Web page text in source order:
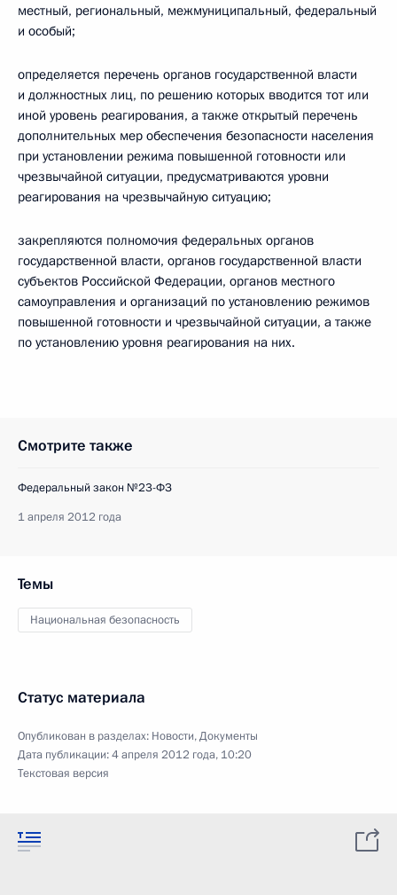
местный, региональный, межмуниципальный, федеральный
и особый;
определяется перечень органов государственной власти
и должностных лиц, по решению которых вводится тот или
иной уровень реагирования, а также открытый перечень
дополнительных мер обеспечения безопасности населения
при установлении режима повышенной готовности или
чрезвычайной ситуации, предусматриваются уровни
реагирования на чрезвычайную ситуацию;
закрепляются полномочия федеральных органов
государственной власти, органов государственной власти
субъектов Российской Федерации, органов местного
самоуправления и организаций по установлению режимов
повышенной готовности и чрезвычайной ситуации, а также
по установлению уровня реагирования на них.
Смотрите также
Федеральный закон №23-ФЗ
1 апреля 2012 года
Темы
Национальная безопасность
Статус материала
Опубликован в разделах: Новости,Документы
Дата публикации:4 апреля 2012 года, 10:20
Текстовая версия